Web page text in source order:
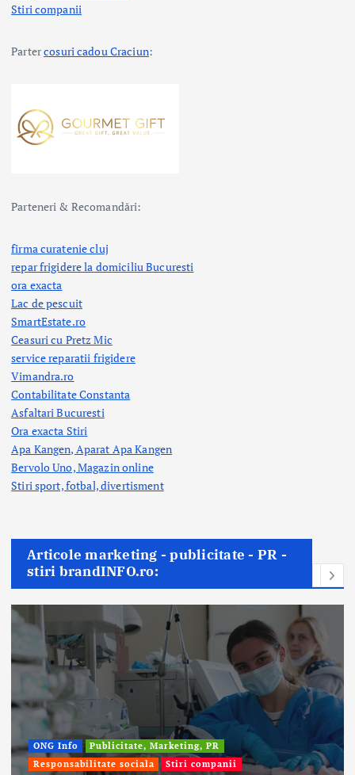
Stiri companii
Partercosuri cadou Craciun:
Parteneri & Recomandări:
firma curatenie cluj
repar frigidere la domiciliu Bucuresti
ora exacta
Lac de pescuit
SmartEstate.ro
Ceasuri cu Pretz Mic
service reparatii frigidere
Vimandra.ro
Contabilitate Constanta
Asfaltari Bucuresti
Ora exacta Stiri
Apa Kangen, Aparat Apa Kangen
Bervolo Uno, Magazin online
Stiri sport, fotbal,divertisment
Articole marketing - publicitate - PR -
stiri brandINFO.ro:
ONG Info
Publicitate, Marketing, PR
Responsabilitate sociala
Stiri companii